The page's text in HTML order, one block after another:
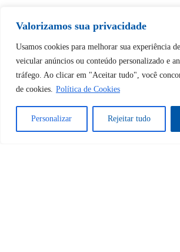
Valorizamos sua privacidade
Usamos cookies para melhorar sua experiência
veicular anúncios ou conteúdo personalizado e
tráfego. Ao clicar em "Aceitar tudo", você
de cookies. Política de Cookies
Personalizar Rejeitar tudo
Tem certeza de que
desbloquear esta
Desbloquear esquerda : 0